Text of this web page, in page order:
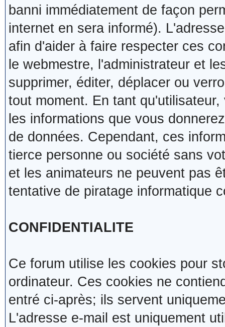
banni immédiatement de façon
internet en sera informé).
afin d'aider à faire respecter ces
le webmestre, l'administrateur et
supprimer, éditer, déplacer ou
tout moment. En tant
les informations que vous
de données. Cependant, ces
tierce personne ou société sans
et les animateurs ne peuvent pas
tentative de piratage informatique
CONFIDENTIALITE
Ce forum utilise les cookies pour
ordinateur. Ces cookies ne
entré ci-après; ils servent
L'adresse e-mail est uniquement